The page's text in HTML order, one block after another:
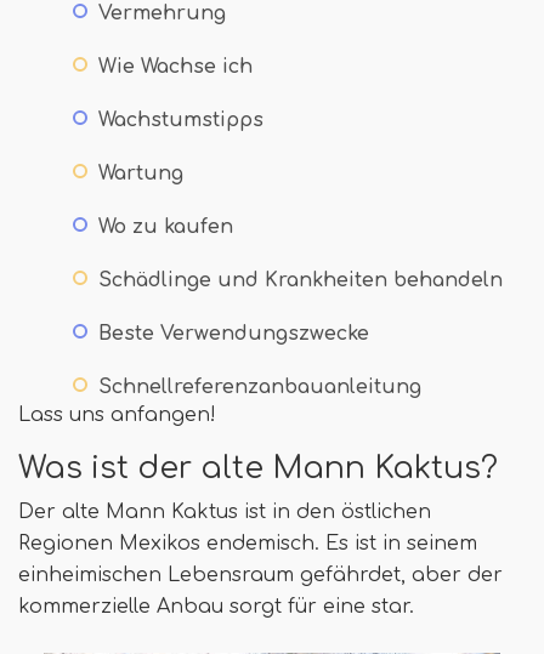
Vermehrung
Wie Wachse ich
Wachstumstipps
Wartung
Wo zu kaufen
Schädlinge und Krankheiten behandeln
Beste Verwendungszwecke
Schnellreferenzanbauanleitung
Lass uns anfangen!
Was ist der alte Mann Kaktus?
Der alte Mann Kaktus ist in den östlichen
Regionen Mexikos endemisch. Es ist in seinem
einheimischen Lebensraum gefährdet, aber der
kommerzielle Anbau sorgt für eine star.